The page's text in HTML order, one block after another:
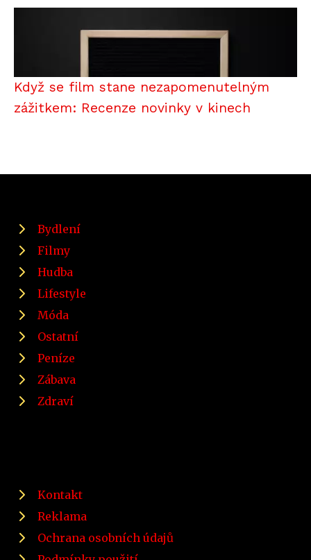
Když se film stane nezapomenutelným
zážitkem: Recenze novinky v kinech
Bydlení
Filmy
Hudba
Lifestyle
Móda
Ostatní
Peníze
Zábava
Zdraví
Kontakt
Reklama
Ochrana osobních údajů